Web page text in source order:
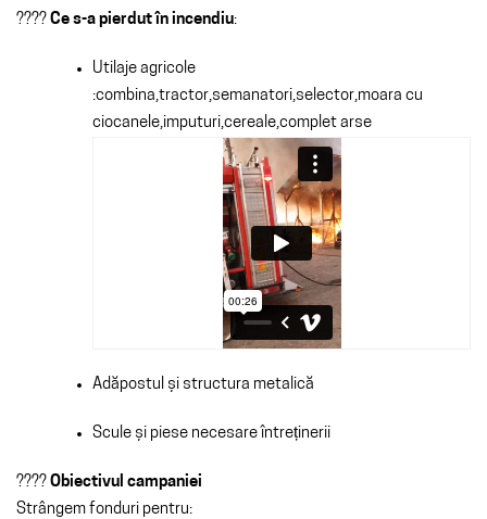
???? Ce s-a pierdut în incendiu:
Utilaje agricole
:combina,tractor,semanatori,selector,moara cu
ciocanele,imputuri,cereale,complet arse
Adăpostul și structura metalică
Scule și piese necesare întreținerii
???? Obiectivul campaniei
Strângem fonduri pentru: